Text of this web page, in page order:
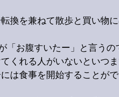
換を兼ねて散歩と買い物に
「お腹すいたー」と言うの
くれる人がいないといつ
は食事を開始することが